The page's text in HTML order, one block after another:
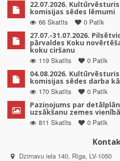
22.07.2026.
komisijas sēdes lēmumi
66 Skatīts
0 Patīk
27.07.-31.07.2026.
pārvaldes Koku
koku ciršanu
119 Skatīts
0 Patīk
04.08.2026.
komisijas sēdes darba
170 Skatīts
0 Patīk
Paziņojums par
uzsākšanu zemes
811 Skatīts
0 Patīk
Dzirnavu iela 140, Rīga, LV-1050